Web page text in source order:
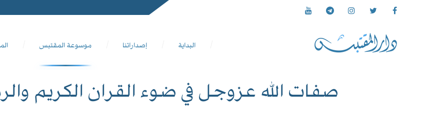
البداية إصداراتنا موسوعة المقتبس
صفات الله عزوجل في ضوء القران الكريم